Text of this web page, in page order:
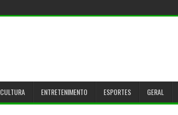
CULTURA ENTRETENIMENTO ESPORTES GERAL